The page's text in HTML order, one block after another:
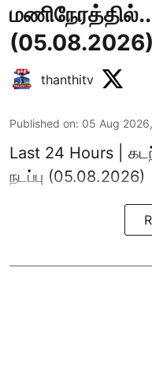
மணிநேரத்தில்..
(05.08.2026)
thanthitv
Published on: 05 Aug
Last 24 Hours |
நடப்பு (05.08.2026)